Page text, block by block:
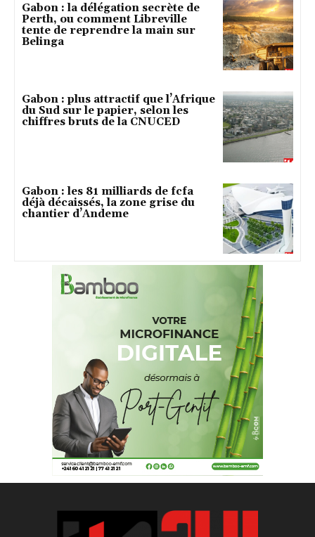
Gabon : la délégation secrète de
Perth, ou comment Libreville
tente de reprendre la main sur
Belinga
Gabon : plus attractif que l’Afrique
du Sud sur le papier, selon les
chiffres bruts de la CNUCED
Gabon : les 81 milliards de fcfa
déjà décaissés, la zone grise du
chantier d’Andeme